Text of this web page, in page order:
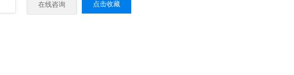
在线咨询 点击收藏